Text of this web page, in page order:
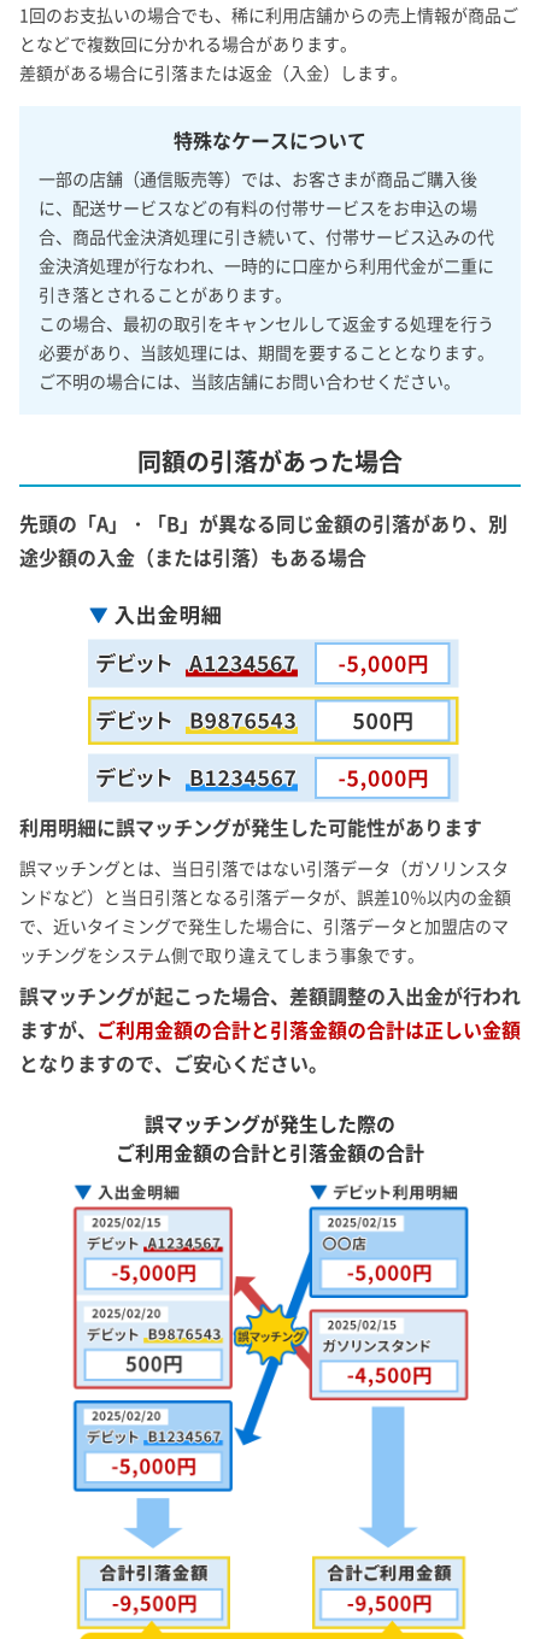
1回のお支払いの場合でも、稀に利用店舗からの売上情報が商品ご
となどで複数回に分かれる場合があります。
差額がある場合に引落または返金（入金）します。
特殊なケースについて
一部の店舗（通信販売等）では、お客さまが商品ご購入後
に、配送サービスなどの有料の付帯サービスをお申込の場
合、商品代金決済処理に引き続いて、付帯サービス込みの代
金決済処理が行なわれ、一時的に口座から利用代金が二重に
引き落とされることがあります。
この場合、最初の取引をキャンセルして返金する処理を行う
必要があり、当該処理には、期間を要することとなります。
ご不明の場合には、当該店舗にお問い合わせください。
同額の引落があった場合
先頭の「A」・「B」が異なる同じ金額の引落があり、別
途少額の入金（または引落）もある場合
利用明細に誤マッチングが発生した可能性があります
誤マッチングとは、当日引落ではない引落データ（ガソリンスタ
ンドなど）と当日引落となる引落データが、誤差10％以内の金額
で、近いタイミングで発生した場合に、引落データと加盟店のマ
ッチングをシステム側で取り違えてしまう事象です。
誤マッチングが起こった場合、差額調整の入出金が行われ
ますが、 ご利用金額の合計と引落金額の合計は正しい金額
となりますので、ご安心ください。
誤マッチングが発生した際の
ご利用金額の合計と引落金額の合計